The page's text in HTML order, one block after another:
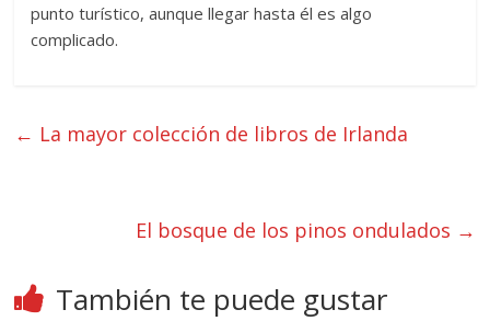
punto turístico, aunque llegar hasta él es algo
complicado.
← La mayor colección de libros de Irlanda
El bosque de los pinos ondulados →
También te puede gustar